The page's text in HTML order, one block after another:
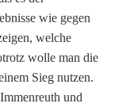
wie gegen
welche
wolle man die
Sieg nutzen.
und